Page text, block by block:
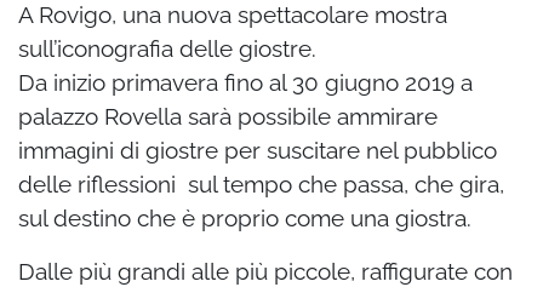
A Rovigo, una nuova spettacolare mostra
sull’iconografia delle giostre.
Da inizio primavera fino al 30 giugno 2019 a
palazzo Rovella sarà possibile ammirare
immagini di giostre per suscitare nel pubblico
delle riflessioni sul tempo che passa, che gira,
sul destino che è proprio come una giostra.
Dalle più grandi alle più piccole, raffigurate con